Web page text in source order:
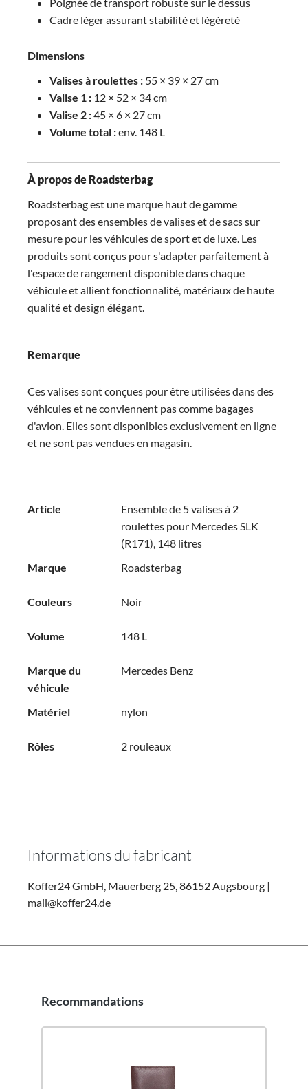
Cadre léger assurant stabilité et légèreté
Dimensions
Valises à roulettes : 55 × 39 × 27 cm
Valise 1 : 12 × 52 × 34 cm
Valise 2 :45 × 6 × 27 cm
Volume total :env. 148 L
À propos de Roadsterbag
Roadsterbag est une marque haut de gamme
proposant des ensembles de valises et de sacs sur
mesure pour les véhicules de sport et de luxe. Les
produits sont conçus pour s'adapter parfaitement à
l'espace de rangement disponible dans chaque
véhicule et allient fonctionnalité, matériaux de haute
qualité et design élégant.
Remarque
Ces valises sont conçues pour être utilisées dans des
véhicules et ne conviennent pas comme bagages
d'avion. Elles sont disponibles exclusivement en ligne
et ne sont pas vendues en magasin.
Article
Ensemble de 5 valises à 2
roulettes pour Mercedes SLK
(R171), 148 litres
Marque
Roadsterbag
Couleurs Noir
Volume 148 L
Marque du
véhicule
Mercedes Benz
Matériel nylon
Rôles 2 rouleaux
Informations du fabricant
Koffer24 GmbH, Mauerberg 25, 86152 Augsbourg |
mail@koffer24.de
Ignorer la galerie de produits
Recommandations